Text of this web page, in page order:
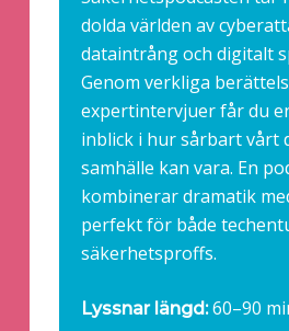
dolda världen av
dataintrång och digitalt
Genom verkliga
expertintervjuer får du
inblick i hur sårbart vårt
samhälle kan vara. En
kombinerar dramatik
perfekt för både
säkerhetsproffs.
Lyssnar längd:60–90